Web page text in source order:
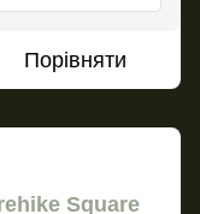
Порівняти
Square